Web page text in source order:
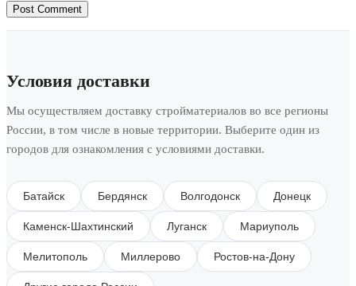
Post Comment
Условия доставки
Мы осуществляем доставку стройматериалов во все регионы
России, в том числе в новые территории. Выберите один из
городов для ознакомления с условиями доставки.
Батайск Бердянск Волгодонск Донецк
Каменск-Шахтинский Луганск Мариуполь
Мелитополь Миллерово Ростов-на-Дону